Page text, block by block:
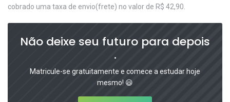
cobrado uma taxa de envio(frete) no valor de R$ 42,90.
Não deixe seu futuro para depois
.
Matricule-se gratuitamente e comece a estudar hoje
mesmo! 😃